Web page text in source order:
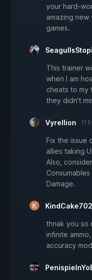
your hard-
amazing
games.
This trainer
when I am
cheats to my
they didn't
Vyrellion 11
Fix the issue
allies taking
Also,
Damage.
KindCake702
thnak you so
infinite
accuracy